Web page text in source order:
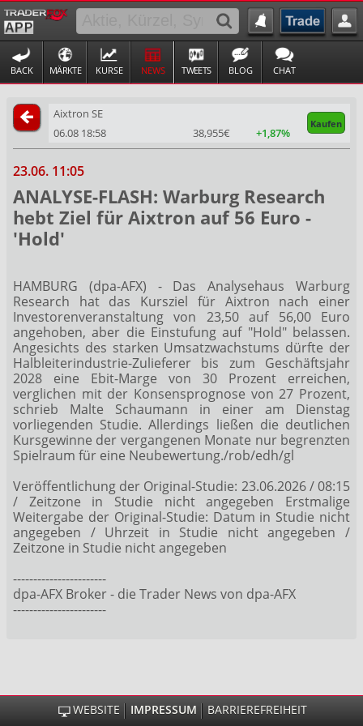
BACK MÄRKTE KURSE NEWS TWEETS BLOG CHAT
Aixtron SE
Kaufen
06.08 18:58 38,955€ +1,87%
23.06. 11:05
ANALYSE-FLASH: Warburg Research
hebt Ziel für Aixtron auf 56 Euro -
'Hold'
HAMBURG (dpa-AFX) - Das Analysehaus Warburg
Research hat das Kursziel für Aixtron nach einer
Investorenveranstaltung von 23,50 auf 56,00 Euro
angehoben, aber die Einstufung auf "Hold" belassen.
Angesichts des starken Umsatzwachstums dürfte der
Halbleiterindustrie-Zulieferer bis zum Geschäftsjahr
2028 eine Ebit-Marge von 30 Prozent erreichen,
verglichen mit der Konsensprognose von 27 Prozent,
schrieb Malte Schaumann in einer am Dienstag
vorliegenden Studie. Allerdings ließen die deutlichen
Kursgewinne der vergangenen Monate nur begrenzten
Spielraum für eine Neubewertung./rob/edh/gl
Veröffentlichung der Original-Studie: 23.06.2026 / 08:15
/ Zeitzone in Studie nicht angegeben Erstmalige
Weitergabe der Original-Studie: Datum in Studie nicht
angegeben / Uhrzeit in Studie nicht angegeben /
Zeitzone in Studie nicht angegeben
-----------------------
dpa-AFX Broker - die Trader News von dpa-AFX
-----------------------
WEBSITE IMPRESSUM BARRIEREFREIHEIT